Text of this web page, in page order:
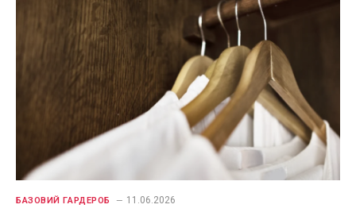
БАЗОВИЙ ГАРДЕРОБ 11.06.2026